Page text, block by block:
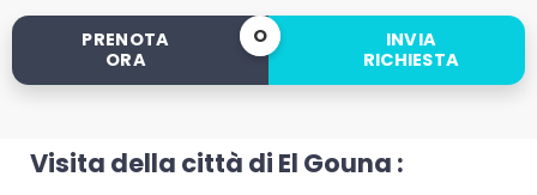
PRENOTA
ORA
O
INVIA
RICHIESTA
Visita della città di El Gouna :